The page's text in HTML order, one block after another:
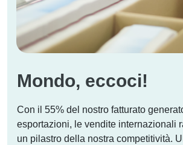
Mondo, eccoci!
Con il 55% del nostro fatturato
esportazioni, le vendite internazionali
un pilastro della nostra competitività.